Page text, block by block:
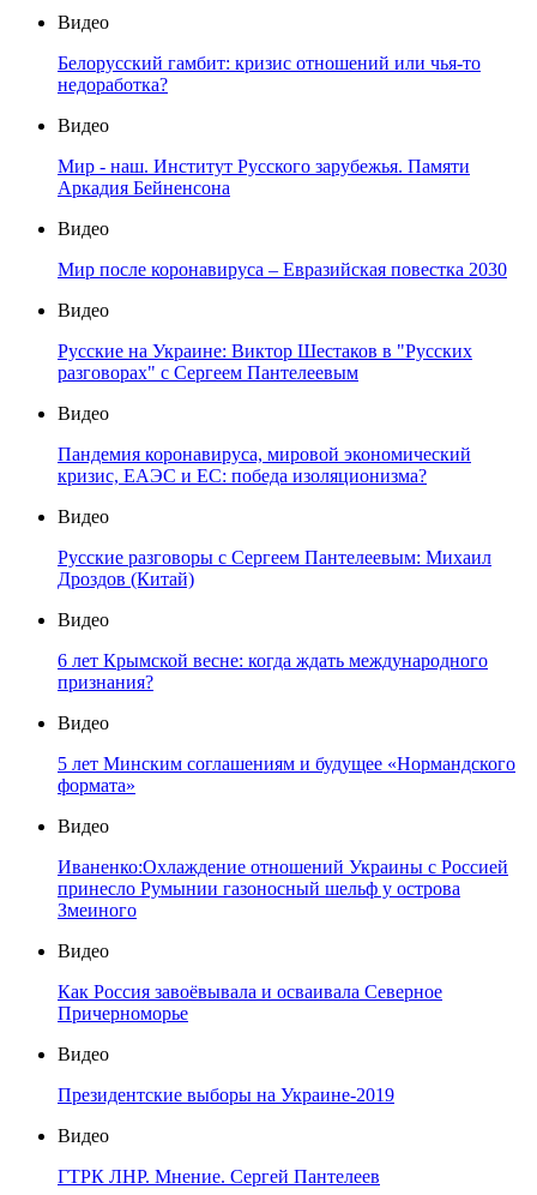
Видео
Белорусский гамбит: кризис отношений или чья-то
недоработка?
Видео
Мир - наш. Институт Русского зарубежья. Памяти
Аркадия Бейненсона
Видео
Мир после коронавируса – Евразийская повестка 2030
Видео
Русские на Украине: Виктор Шестаков в "Русских
разговорах" с Сергеем Пантелеевым
Видео
Пандемия коронавируса, мировой экономический
кризис, ЕАЭС и ЕС: победа изоляционизма?
Видео
Русские разговоры с Сергеем Пантелеевым: Михаил
Дроздов (Китай)
Видео
6 лет Крымской весне: когда ждать международного
признания?
Видео
5 лет Минским соглашениям и будущее «Нормандского
формата»
Видео
Иваненко:Охлаждение отношений Украины с Россией
принесло Румынии газоносный шельф у острова
Змеиного
Видео
Как Россия завоёвывала и осваивала Северное
Причерноморье
Видео
Президентские выборы на Украине-2019
Видео
ГТРК ЛНР. Мнение. Сергей Пантелеев